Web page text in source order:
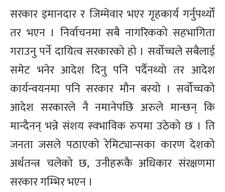
सरकार इमानदार र जिम्मेवार भएर गृहकार्य गर्नुपर्थ्यो
तर भएन । निर्वाचनमा सबै नागरिकको सहभागिता
गराउनु पर्ने दायित्व सरकारको हो । सर्वोच्चले सबैलाई
समेट भनेर आदेश दिनु पनि पर्दैनथ्यो तर आदेश
कार्यन्वयनमा पनि सरकार मौन बस्यो । सर्वोच्चको
आदेश सरकारले नै नमानेपछि अरुले मान्छन् कि
मान्दैनन् भन्ने संशय स्वभाविक रुपमा उठेको छ । ति
जनता जसले पठाएको रेमिट्यान्सका कारण देशको
अर्थतन्त्र चलेको छ, उनीहरूकै अधिकार संरक्षणमा
सरकार गम्भिर भएन ।